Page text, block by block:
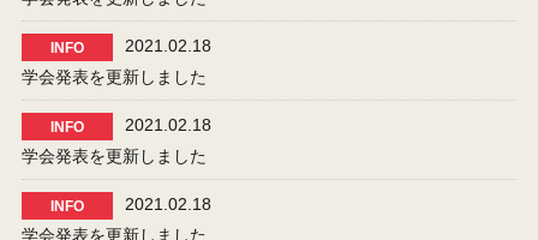
INFO
2021.02.18
学会発表を更新しました
INFO
2021.02.18
学会発表を更新しました
INFO
2021.02.18
学会発表を更新しました